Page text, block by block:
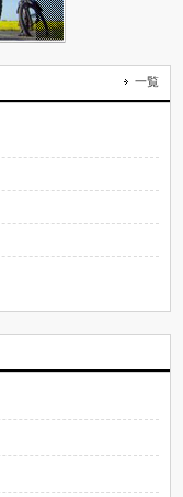
一覧